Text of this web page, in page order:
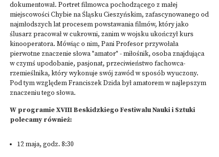
dokumentował. Portret filmowca pochodzącego z małej
miejscowości Chybie na Śląsku Cieszyńskim, zafascynowanego od
najmłodszych lat procesem powstawania filmów, który jako
ślusarz pracował w cukrowni, zanim w wojsku ukończył kurs
kinooperatora. Mówiąc o nim, Pani Profesor przywołała
pierwotne znaczenie słowa "amator" - miłośnik, osoba znajdująca
w czymś upodobanie, pasjonat, przeciwieństwo fachowca-
rzemieślnika, który wykonuje swój zawód w sposób wyuczony.
Pod tym względem Franciszek Dzida był amatorem w najlepszym
znaczeniu tego słowa.
W programie XVIII Beskidzkiego Festiwalu Nauki i Sztuki
polecamy również:
12 maja, godz. 8:30